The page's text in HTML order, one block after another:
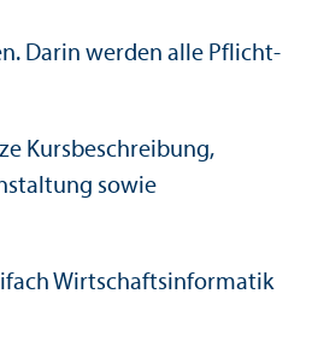
Darin werden alle Pflicht-
Kursbeschreibung,
sowie
Wirtschafts­informatik